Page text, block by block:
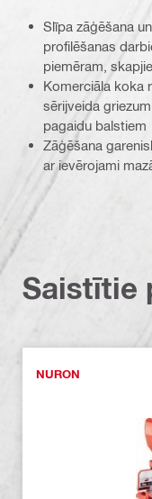
Slīpa zāģēšana
profilēšanas
piemēram,
Komerciāla koka
sērijveida
pagaidu balstiem
Zāģēšana
ar ievērojami
Saistītie
NURON